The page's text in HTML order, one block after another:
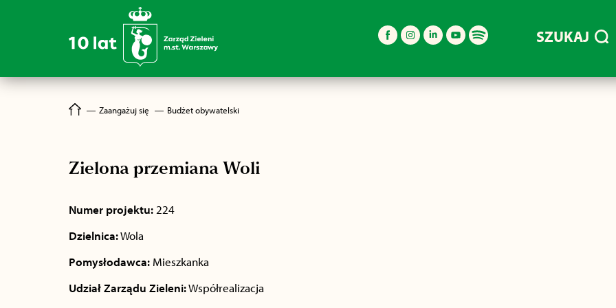
SZUKAJ
― Zaangażuj się ― Budżet obywatelski
Zielona przemiana Woli
Numer projektu:224
Dzielnica:Wola
Pomysłodawca:Mieszkanka
Udział Zarządu Zieleni:Współrealizacja